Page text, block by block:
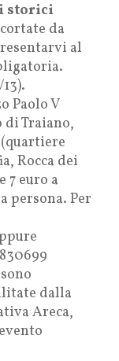
storici
da
al
Paolo V
di Traiano,
Rocca dei
7 euro a
persona. Per
dalla
Areca,